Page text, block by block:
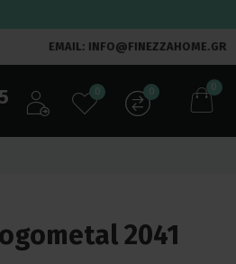
EMAIL: INFO@FINEZZAHOME.GR
0 0 0
2041